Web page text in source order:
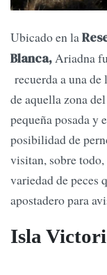
Ubicado en la
Blanca,Ariadna
recuerda a una
de aquella zona
pequeña posada y
posibilidad de
visitan, sobre
variedad de peces
apostadero para
Isla